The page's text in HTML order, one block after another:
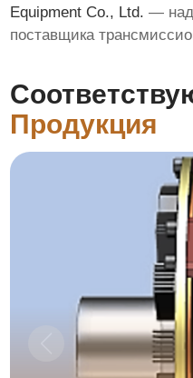
Equipment Co., Ltd. —
поставщика
Продукция